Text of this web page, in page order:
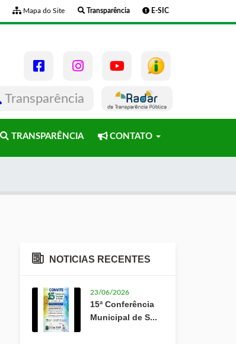
Mapa do Site Transparência E-SIC
Transparência
TRANSPARÊNCIA CONTATO
NOTICIAS RECENTES
23/06/2026
15ª Conferência
Municipal de S...